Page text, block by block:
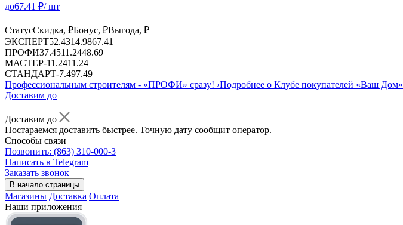
до67.41 ₽/ шт
СтатусСкидка, ₽Бонус, ₽Выгода, ₽
ЭКСПЕРТ52.4314.9867.41
ПРОФИ37.4511.2448.69
МАСТЕР-11.2411.24
СТАНДАРТ-7.497.49
Профессиональным строителям - «ПРОФИ» сразу! ›Подробнее о Клубе покупателей «Ваш Дом»
Доставим до
Доставим до
Постараемся доставить быстрее. Точную дату сообщит оператор.
Способы связи
Позвонить: (863) 310-000-3
Написать в Telegram
Заказать звонок
В начало страницы
Магазины Доставка Оплата
Наши приложения